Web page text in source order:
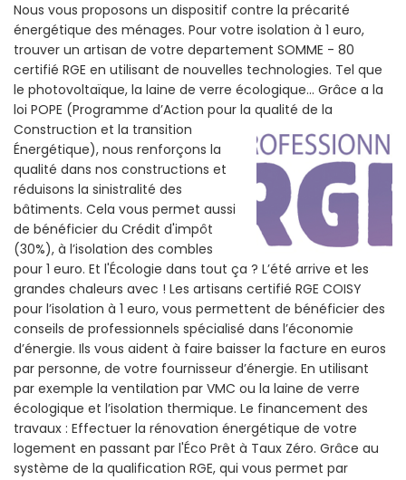
Nous vous proposons un dispositif contre la précarité
énergétique des ménages. Pour votre isolation à 1 euro,
trouver un artisan de votre departement SOMME - 80
certifié RGE en utilisant de nouvelles technologies. Tel que
le photovoltaïque, la laine de verre écologique... Grâce a la
loi POPE (Programme d’Action pour la qualité de la
Construction et la transition
Énergétique), nous renforçons la
qualité dans nos constructions et
réduisons la sinistralité des
bâtiments. Cela vous permet aussi
de bénéficier du Crédit d'impôt
(30%), à l’isolation des combles
pour 1 euro. Et l'Écologie dans tout ça ? L’été arrive et les
grandes chaleurs avec ! Les artisans certifié RGE COISY
pour l’isolation à 1 euro, vous permettent de bénéficier des
conseils de professionnels spécialisé dans l’économie
d’énergie. Ils vous aident à faire baisser la facture en euros
par personne, de votre fournisseur d’énergie. En utilisant
par exemple la ventilation par VMC ou la laine de verre
écologique et l’isolation thermique. Le financement des
travaux : Effectuer la rénovation énergétique de votre
logement en passant par l'Éco Prêt à Taux Zéro. Grâce au
système de la qualification RGE, qui vous permet par